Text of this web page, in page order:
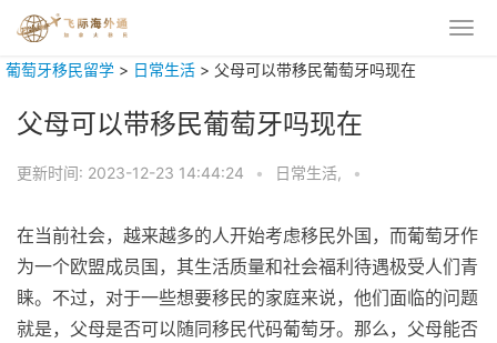
葡萄牙移民留学 > 日常生活 > 父母可以带移民葡萄牙吗现在
父母可以带移民葡萄牙吗现在
更新时间: 2023-12-23 14:44:24 • 日常生活, •
在当前社会，越来越多的人开始考虑移民外国，而葡萄牙作
为一个欧盟成员国，其生活质量和社会福利待遇极受人们青
睐。不过，对于一些想要移民的家庭来说，他们面临的问题
就是，父母是否可以随同移民代码葡萄牙。那么，父母能否